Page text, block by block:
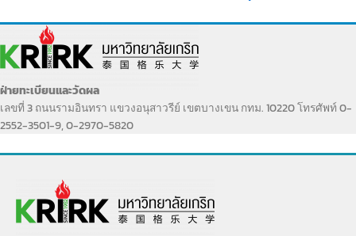
ฝ่ายทะเบียนและวัดผล
เลขที่ 3 ถนนรามอินทรา แขวงอนุสาวรีย์ เขตบางเขน กทม. 10220 โทรศัพท์ 0-
2552-3501-9, 0-2970-5820